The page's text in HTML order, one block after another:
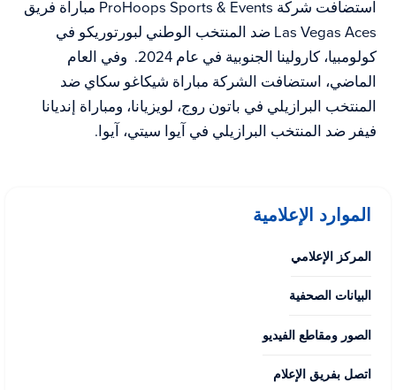
استضافت شركة ProHoops Sports & Events مباراة فريق
Las Vegas Aces ضد المنتخب الوطني لبورتوريكو في
كولومبيا، كارولينا الجنوبية في عام 2024. وفي العام
الماضي، استضافت الشركة مباراة شيكاغو سكاي ضد
المنتخب البرازيلي في باتون روج، لويزيانا، ومباراة إنديانا
فيفر ضد المنتخب البرازيلي في آيوا سيتي، آيوا.
الموارد الإعلامية
المركز الإعلامي
البيانات الصحفية
الصور ومقاطع الفيديو
اتصل بفريق الإعلام